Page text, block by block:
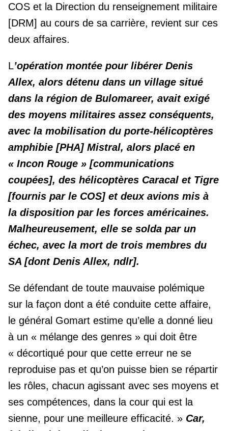
COS et la Direction du renseignement militaire
[DRM] au cours de sa carrière, revient sur ces
deux affaires.
L’opération montée pour libérer Denis
Allex, alors détenu dans un village situé
dans la région de Bulomareer, avait exigé
des moyens militaires assez conséquents,
avec la mobilisation du porte-hélicoptères
amphibie [PHA] Mistral, alors placé en
« Incon Rouge » [communications
coupées], des hélicoptères Caracal et Tigre
[fournis par le COS] et deux avions mis à
la disposition par les forces américaines.
Malheureusement, elle se solda par un
échec, avec la mort de trois membres du
SA [dont Denis Allex, ndlr].
Se défendant de toute mauvaise polémique
sur la façon dont a été conduite cette affaire,
le général Gomart estime qu’elle a donné lieu
à un « mélange des genres » qui doit être
« décortiqué pour que cette erreur ne se
reproduise pas et qu’on puisse bien se répartir
les rôles, chacun agissant avec ses moyens et
ses compétences, dans la cour qui est la
sienne, pour une meilleure efficacité. » Car,